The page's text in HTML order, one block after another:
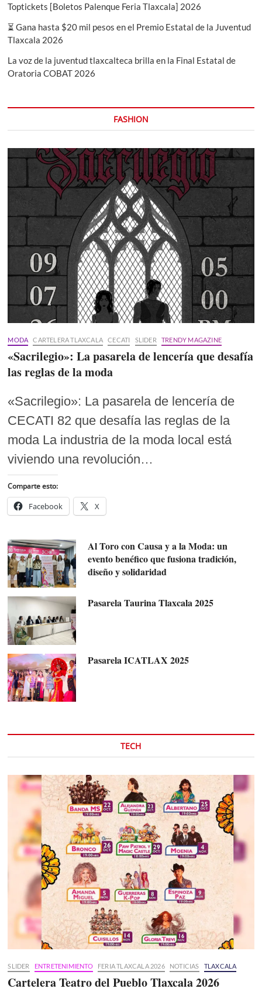
Toptickets [Boletos Palenque Feria Tlaxcala] 2026
⏳ Gana hasta $20 mil pesos en el Premio Estatal de la Juventud
Tlaxcala 2026
La voz de la juventud tlaxcalteca brilla en la Final Estatal de
Oratoria COBAT 2026
FASHION
MODA CARTELERA TLAXCALA CECATI SLIDER TRENDY MAGAZINE
«Sacrilegio»: La pasarela de lencería que desafía
las reglas de la moda
«Sacrilegio»: La pasarela de lencería de
CECATI 82 que desafía las reglas de la
moda La industria de la moda local está
viviendo una revolución…
Comparte esto:
Facebook X
Al Toro con Causa y a la Moda: un
evento benéfico que fusiona tradición,
diseño y solidaridad
Pasarela Taurina Tlaxcala 2025
Pasarela ICATLAX 2025
TECH
SLIDER ENTRETENIMIENTO FERIA TLAXCALA 2026 NOTICIAS TLAXCALA
Cartelera Teatro del Pueblo Tlaxcala 2026